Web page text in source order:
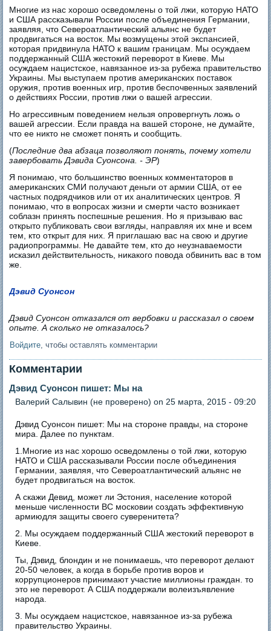
Многие из нас хорошо осведомлены о той лжи, которую НАТО
и США рассказывали России после объединения Германии,
заявляя, что Североатлантический альянс не будет
продвигаться на восток. Мы возмущены этой экспансией,
которая придвинула НАТО к вашим границам. Мы осуждаем
поддержанный США жестокий переворот в Киеве. Мы
осуждаем нацистское, навязанное из-за рубежа правительство
Украины. Мы выступаем против американских поставок
оружия, против военных игр, против беспочвенных заявлений
о действиях России, против лжи о вашей агрессии.
Но агрессивным поведением нельзя опровергнуть ложь о
вашей агрессии. Если правда на вашей стороне, не думайте,
что ее никто не сможет понять и сообщить.
(Последние два абзаца позволяют понять, почему хотели
завербовать Дэвида Суонсона. - ЭР)
Я понимаю, что большинство военных комментаторов в
американских СМИ получают деньги от армии США, от ее
частных подрядчиков или от их аналитических центров. Я
понимаю, что в вопросах жизни и смерти часто возникает
соблазн принять поспешные решения. Но я призываю вас
открыто публиковать свои взгляды, направляя их мне и всем
тем, кто открыт для них. Я приглашаю вас на свою и другие
радиопрограммы. Не давайте тем, кто до неузнаваемости
исказил действительность, никакого повода обвинить вас в том
же.
Дэвид Суонсон
Дэвид Суонсон отказался от вербовки и рассказал о своем
опыте. А сколько не отказалось?
Войдите , чтобы оставлять комментарии
Комментарии
Дэвид Суонсон пишет: Мы на
Валерий Салывин (не проверено) on 25 марта, 2015 - 09:20
Дэвид Суонсон пишет: Мы на стороне правды, на стороне
мира. Далее по пунктам.
1.Многие из нас хорошо осведомлены о той лжи, которую
НАТО и США рассказывали России после объединения
Германии, заявляя, что Североатлантический альянс не
будет продвигаться на восток.
А скажи Девид, может ли Эстония, население которой
меньше численности ВС московии создать эффективную
армиюдля защиты своего суверенитета?
2. Мы осуждаем поддержанный США жестокий переворот в
Киеве.
Ты, Дэвид, блондин и не понимаешь, что переворот делают
20-50 человек, а когда в борьбе против воров и
коррупционеров принимают участие миллионы граждан. то
это не переворот. А США поддержали волеизъявление
народа.
3. Мы осуждаем нацистское, навязанное из-за рубежа
правительство Украины.